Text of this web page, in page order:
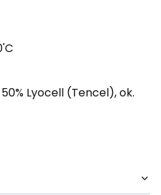
Lyocell (Tencel), ok.